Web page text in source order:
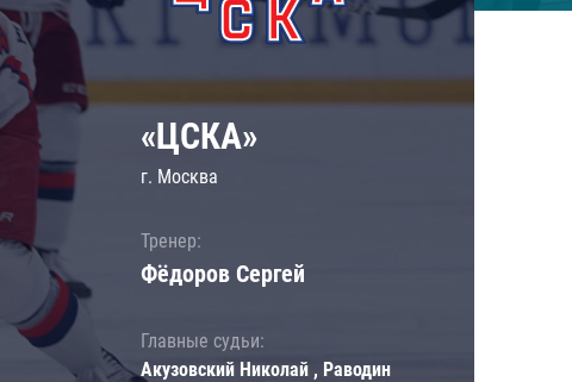
«ЦСКА»
г. Москва
Тренер:
Фёдоров Сергей
Главные судьи:
Акузовский Николай , Раводин